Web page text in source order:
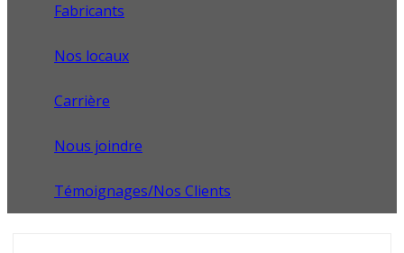
Fabricants
Nos locaux
Carrière
Nous joindre
Témoignages/Nos Clients